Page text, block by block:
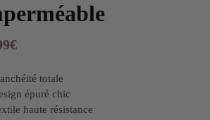
€
totale
épuré chic
haute résistance